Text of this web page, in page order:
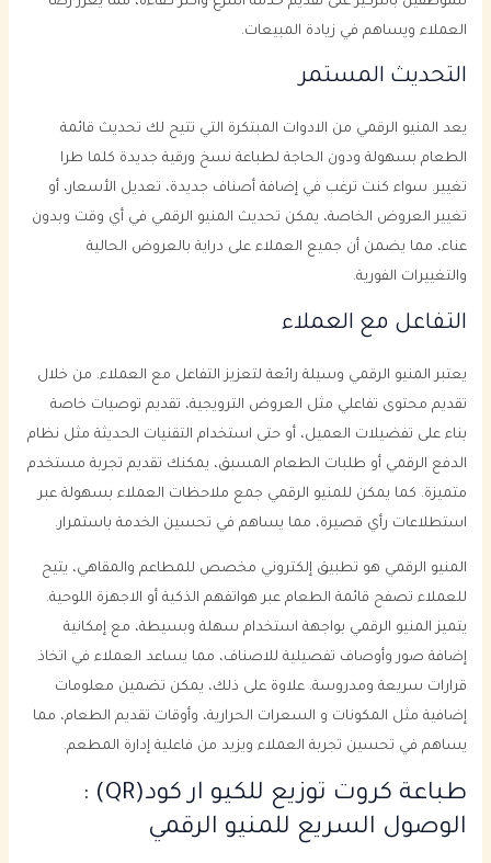
العملاء ويساهم في زيادة المبيعات.
التحديث المستمر
يعد المنيو الرقمي من الادوات المبتكرة التي تتيح لك تحديث قائمة
الطعام بسهولة ودون الحاجة لطباعة نسخ ورقية جديدة كلما طرا
تغيير. سواء كنت ترغب في إضافة أصناف جديدة، تعديل الأسعار، أو
تغيير العروض الخاصة، يمكن تحديث المنيو الرقمي في أي وقت وبدون
عناء، مما يضمن أن جميع العملاء على دراية بالعروض الحالية
والتغييرات الفورية.
التفاعل مع العملاء
يعتبر المنيو الرقمي وسيلة رائعة لتعزيز التفاعل مع العملاء. من خلال
تقديم محتوى تفاعلي مثل العروض الترويجية، تقديم توصيات خاصة
بناء على تفضيلات العميل، أو حتى استخدام التقنيات الحديثة مثل نظام
الدفع الرقمي أو طلبات الطعام المسبق، يمكنك تقديم تجربة مستخدم
متميزة. كما يمكن للمنيو الرقمي جمع ملاحظات العملاء بسهولة عبر
استطلاعات رأي قصيرة، مما يساهم في تحسين الخدمة باستمرار.
المنيو الرقمي هو تطبيق إلكتروني مخصص للمطاعم والمقاهي، يتيح
للعملاء تصفح قائمة الطعام عبر هواتفهم الذكية أو الاجهزة اللوحية.
يتميز المنيو الرقمي بواجهة استخدام سهلة وبسيطة، مع إمكانية
إضافة صور وأوصاف تفصيلية للاصناف، مما يساعد العملاء في اتخاذ
قرارات سريعة ومدروسة. علاوة على ذلك، يمكن تضمين معلومات
إضافية مثل المكونات و السعرات الحرارية، وأوقات تقديم الطعام، مما
يساهم في تحسين تجربة العملاء ويزيد من فاعلية إدارة المطعم.
طباعة كروت توزيع للكيو ار كود(QR) :
الوصول السريع للمنيو الرقمي